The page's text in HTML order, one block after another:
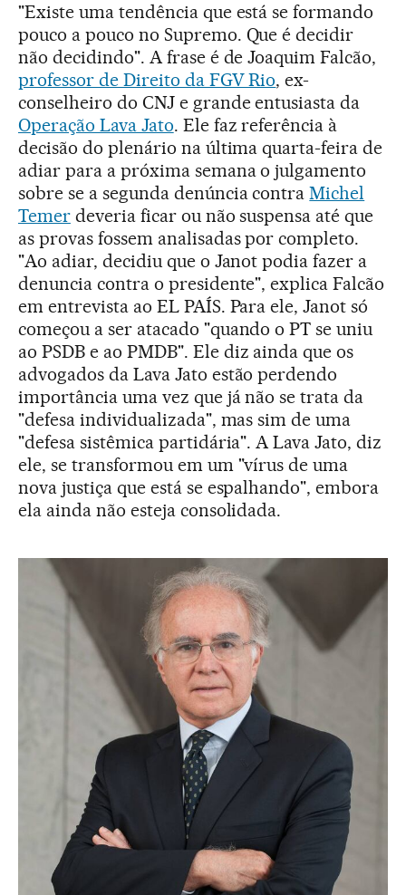
"Existe uma tendência que está se formando
pouco a pouco no Supremo. Que é decidir
não decidindo". A frase é de Joaquim Falcão,
professor de Direito da FGV Rio, ex-
conselheiro do CNJ e grande entusiasta da
Operação Lava Jato. Ele faz referência à
decisão do plenário na última quarta-feira de
adiar para a próxima semana o julgamento
sobre se a segunda denúncia contraMichel
Temerdeveria ficar ou não suspensa até que
as provas fossem analisadas por completo.
"Ao adiar, decidiu que o Janot podia fazer a
denuncia contra o presidente", explica Falcão
em entrevista ao EL PAÍS. Para ele, Janot só
começou a ser atacado "quando o PT se uniu
ao PSDB e ao PMDB". Ele diz ainda que os
advogados da Lava Jato estão perdendo
importância uma vez que já não se trata da
"defesa individualizada", mas sim de uma
"defesa sistêmica partidária". A Lava Jato, diz
ele, se transformou em um "vírus de uma
nova justiça que está se espalhando", embora
ela ainda não esteja consolidada.